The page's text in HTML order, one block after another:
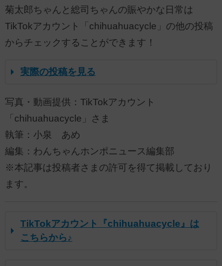
菊太郎ちゃんと総司ちゃんの賑やかな日常は
TikTokアカウント「chihuahuacycle」の他の投稿
からチェックすることができます！
実際の投稿を見る
写真・動画提供：TikTokアカウント
「chihuahuacycle」さま
執筆：小泉 あめ
編集：わんちゃんホンポニュース編集部
※本記事は投稿者さまの許可を得て掲載しており
ます。
TikTokアカウント『chihuahuacycle』は
こちらから♪